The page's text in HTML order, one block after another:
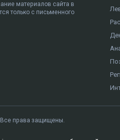
материалов сайта в
только с письменного
права защищены.